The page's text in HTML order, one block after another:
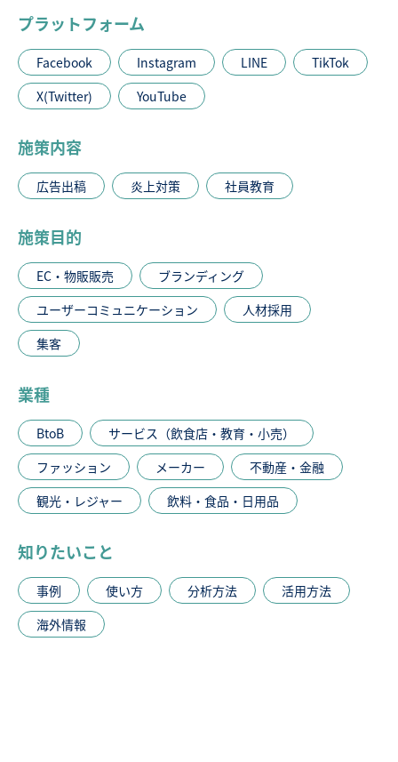
プラットフォーム
Facebook Instagram LINE
TikTok
X(Twitter)
YouTube
施策内容
広告出稿 炎上対策 社員教育
施策目的
EC・物販販売
ブランディング
ユーザーコミュニケーション
人材採用
集客
業種
BtoB
サービス（飲食店・教育・小売）
ファッション
メーカー
不動産・金融
観光・レジャー
飲料・食品・日用品
知りたいこと
事例 使い方 分析方法
活用方法
海外情報